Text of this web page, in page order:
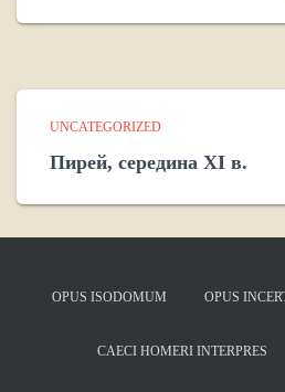
UNCATEGORIZED
Пирей, середина XI в.
OPUS ISODOMUM OPUS
CAECI HOMERI INTERPRES